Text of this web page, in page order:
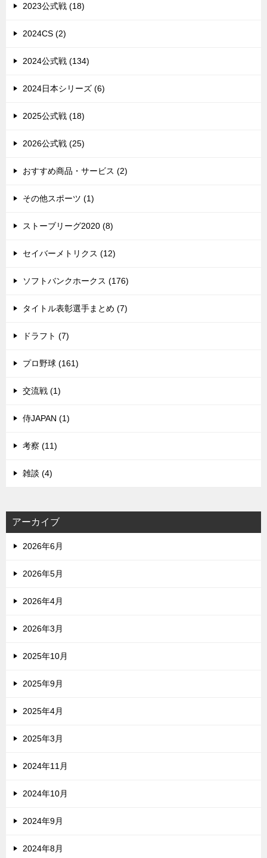
2023公式戦 (18)
2024CS (2)
2024公式戦 (134)
2024日本シリーズ (6)
2025公式戦 (18)
2026公式戦 (25)
おすすめ商品・サービス (2)
その他スポーツ (1)
ストーブリーグ2020 (8)
セイバーメトリクス (12)
ソフトバンクホークス (176)
タイトル表彰選手まとめ (7)
ドラフト (7)
プロ野球 (161)
交流戦 (1)
侍JAPAN (1)
考察 (11)
雑談 (4)
アーカイブ
2026年6月
2026年5月
2026年4月
2026年3月
2025年10月
2025年9月
2025年4月
2025年3月
2024年11月
2024年10月
2024年9月
2024年8月